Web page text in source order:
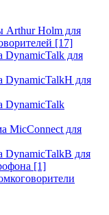
Holm для
[17]
DynamicTalk для
DynamicTalkH для
DynamicTalk
MicConnect для
DynamicTalkB для
[1]